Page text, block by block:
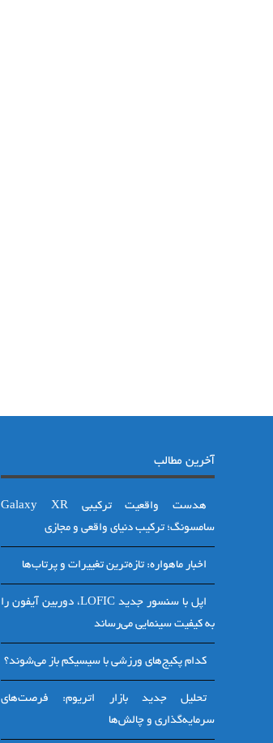
آخرین مطالب
هدست واقعیت ترکیبی Galaxy XR
سامسونگ؛ ترکیب دنیای واقعی و مجازی
اخبار ماهواره: تازه‌ترین تغییرات و پرتاب‌ها
اپل با سنسور جدید LOFIC، دوربین آیفون را
به کیفیت سینمایی می‌رساند
کدام پکیج‌های ورزشی با سیسیکم باز می‌شوند؟
تحلیل جدید بازار اتریوم: فرصت‌های
سرمایه‌گذاری و چالش‌ها